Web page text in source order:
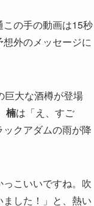
の手の動画は15秒
外のメッセージに
巨大な酒樽が登場
楠は「え、すご
クアダムの雨が降
こいいですね。吹
した！」と、熱い